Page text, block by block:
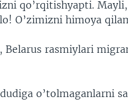
qo’rqitishyapti.
O’zimizni himoya
Belarus rasmiylari
o’tolmaganlarni